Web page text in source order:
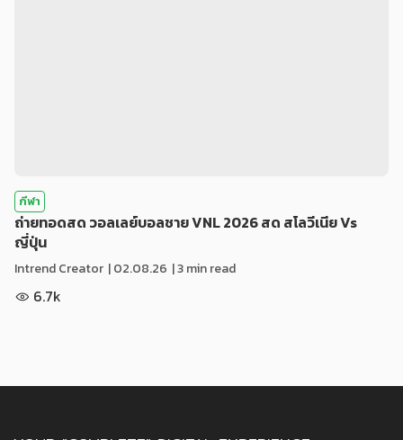
กีฬา
ถ่ายทอดสด วอลเลย์บอลชาย VNL 2026 สด สโลวีเนีย Vs
ญี่ปุ่น
Intrend Creator |02.08.26 | 3 min read
6.7k